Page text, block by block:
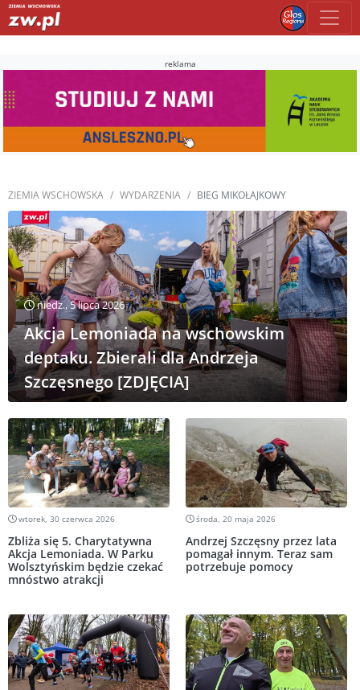
reklama
ZIEMIA WSCHOWSKA WYDARZENIA BIEG MIKOŁAJKOWY
niedz., 5 lipca 2026
Akcja Lemoniada na wschowskim
deptaku. Zbierali dla Andrzeja
Szczęsnego [ZDJĘCIA]
wtorek, 30 czerwca 2026
Zbliża się 5. Charytatywna
Akcja Lemoniada. W Parku
Wolsztyńskim będzie czekać
mnóstwo atrakcji
środa, 20 maja 2026
Andrzej Szczęsny przez lata
pomagał innym. Teraz sam
potrzebuje pomocy